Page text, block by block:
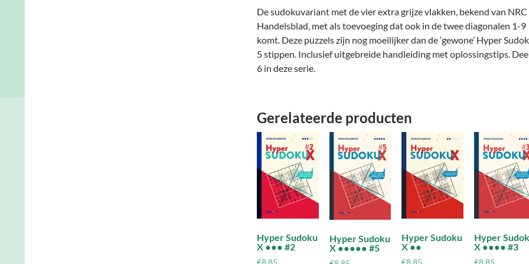
De sudokuvariant met de vier extra grijze vlakken, bekend van NRC
Handelsblad, met als toevoeging dat ook in de twee diagonalen 1-9
komt. Deze puzzels zijn nog moeilijker dan de ‘gewone’ Hyper
5 stippen. Inclusief uitgebreide handleiding met oplossingstips.
6 in deze serie.
Gerelateerde producten
Hyper Sudoku
X ●●● #2
Hyper Sudoku
X ●●●●● #5
Hyper Sudoku
X ●●
€8,85
Hyper
X ●●●● #3